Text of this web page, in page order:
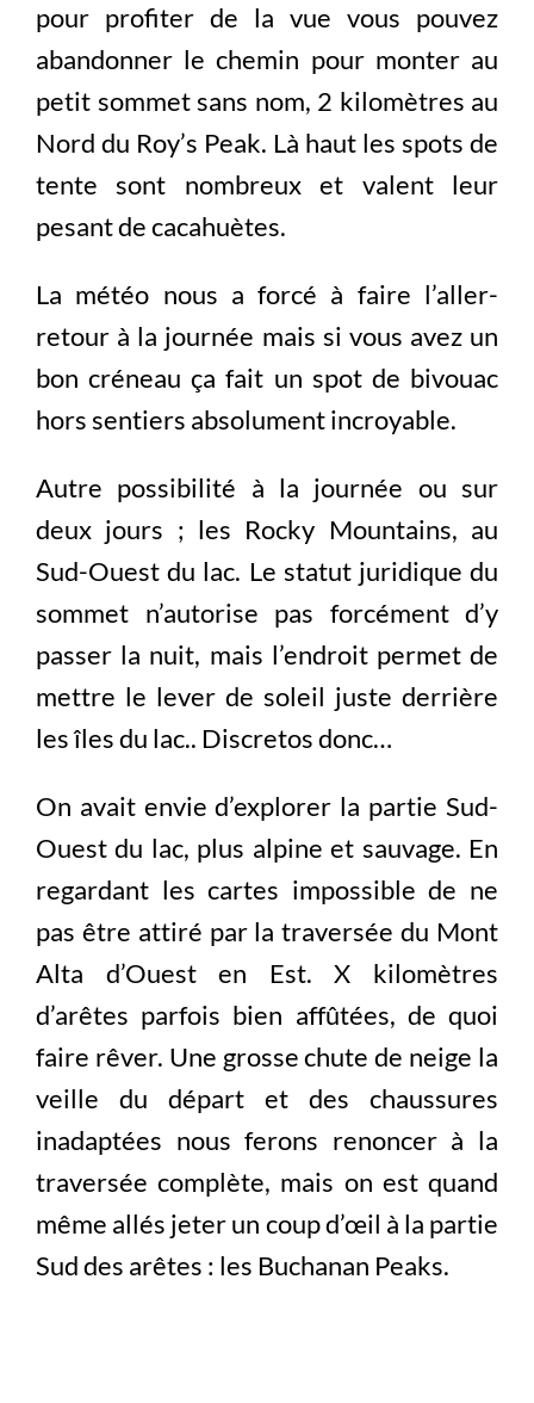
pour profiter de la vue vous pouvez
abandonner le chemin pour monter au
petit sommet sans nom, 2 kilomètres au
Nord du Roy’s Peak. Là haut les spots de
tente sont nombreux et valent leur
pesant de cacahuètes.
La météo nous a forcé à faire l’aller-
retour à la journée mais si vous avez un
bon créneau ça fait un spot de bivouac
hors sentiers absolument incroyable.
Autre possibilité à la journée ou sur
deux jours ; les Rocky Mountains, au
Sud-Ouest du lac. Le statut juridique du
sommet n’autorise pas forcément d’y
passer la nuit, mais l’endroit permet de
mettre le lever de soleil juste derrière
les îles du lac.. Discretos donc…
On avait envie d’explorer la partie Sud-
Ouest du lac, plus alpine et sauvage. En
regardant les cartes impossible de ne
pas être attiré par la traversée du Mont
Alta d’Ouest en Est. X kilomètres
d’arêtes parfois bien affûtées, de quoi
faire rêver. Une grosse chute de neige la
veille du départ et des chaussures
inadaptées nous ferons renoncer à la
traversée complète, mais on est quand
même allés jeter un coup d’œil à la partie
Sud des arêtes : les Buchanan Peaks.